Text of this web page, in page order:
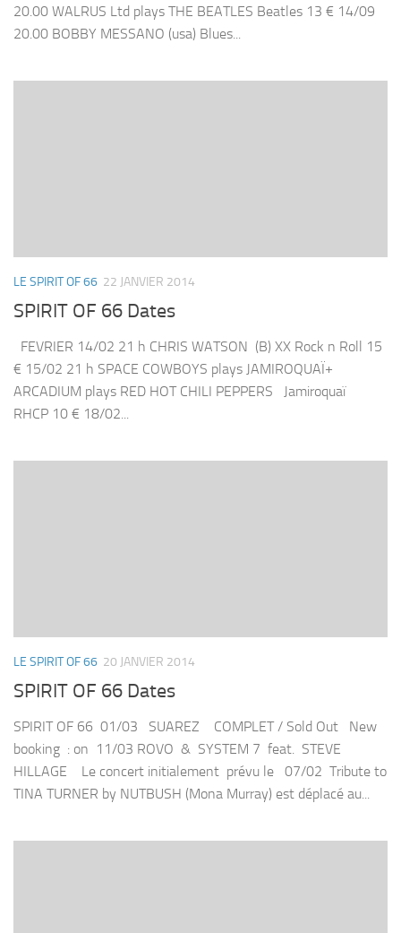
20.00 WALRUS Ltd plays THE BEATLES Beatles 13 € 14/09
20.00 BOBBY MESSANO (usa) Blues...
LE SPIRIT OF 66 22 JANVIER 2014
SPIRIT OF 66 Dates
FEVRIER 14/02 21 h CHRIS WATSON (B) XX Rock n Roll 15
€ 15/02 21 h SPACE COWBOYS plays JAMIROQUAÏ+
ARCADIUM plays RED HOT CHILI PEPPERS Jamiroquaï
RHCP 10 € 18/02...
LE SPIRIT OF 66 20 JANVIER 2014
SPIRIT OF 66 Dates
SPIRIT OF 66 01/03 SUAREZ COMPLET / Sold Out New
booking : on 11/03 ROVO & SYSTEM 7 feat. STEVE
HILLAGE Le concert initialement prévu le 07/02 Tribute to
TINA TURNER by NUTBUSH (Mona Murray) est déplacé au...